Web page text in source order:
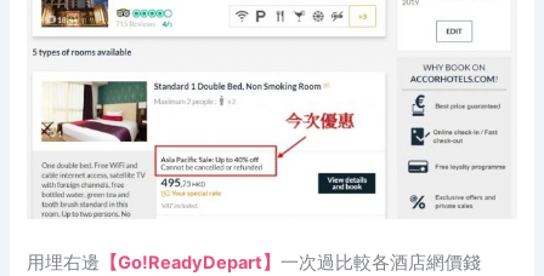
用埋右邊 【Go!ReadyDepart】一次過比較各酒店網價錢